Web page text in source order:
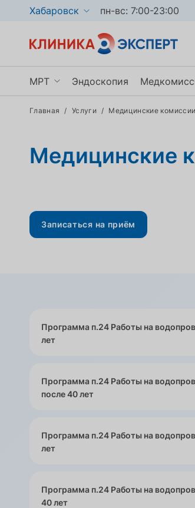
Хабаровск пн-вс: 7:00-23:00
МРТ
МРТ позвоночника
Эндоскопия
Главная / Услуги / Медицинские комиссии
Медицинские
Записаться на приём
Программа п.24 Работы на
лет
Программа п.24 Работы на
после 40 лет
Программа п.24 Работы на
лет
Программа п.24 Работы на
40 лет